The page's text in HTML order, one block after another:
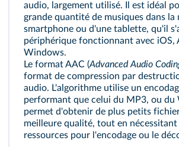
audio, largement utilisé. Il est idéal
grande quantité de musiques dans la
smartphone ou d'une tablette, qu'il
périphérique fonctionnant avec iOS,
Windows.
Le format AAC (Advanced Audio
format de compression par
audio. L'algorithme utilise un
performant que celui du MP3, ou du
permet d'obtenir de plus petits
meilleure qualité, tout en nécessitant
ressources pour l'encodage ou le